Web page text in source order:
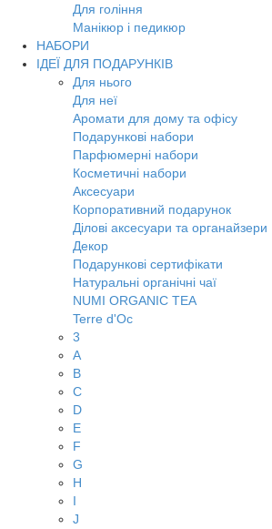
Для гоління
Манікюр і педикюр
НАБОРИ
ІДЕЇ ДЛЯ ПОДАРУНКІВ
Для нього
Для неї
Аромати для дому та офісу
Подарункові набори
Парфюмерні набори
Косметичні набори
Аксесуари
Корпоративний подарунок
Ділові аксесуари та органайзери
Декор
Подарункові сертифікати
Натуральні органічні чаї
NUMI ORGANIC TEA
Terre d'Oc
3
A
B
C
D
E
F
G
H
I
J